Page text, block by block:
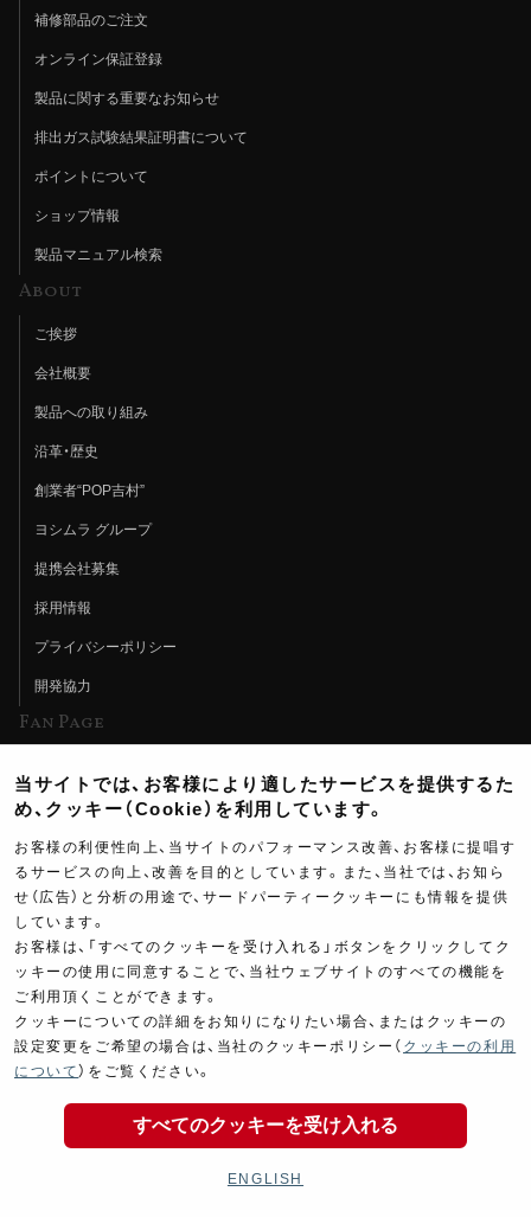
補修部品のご注文
オンライン保証登録
製品に関する重要なお知らせ
排出ガス試験結果証明書について
ポイントについて
ショップ情報
製品マニュアル検索
About
ご挨拶
会社概要
製品への取り組み
沿革・歴史
創業者“POP吉村”
ヨシムラ グループ
提携会社募集
採用情報
プライバシーポリシー
開発協力
Fan Page
ヨシムラTV
イベント情報
イベントスケジュール
ツーリングブレイクタイム
製品ポスター
Copyright ©YOSHIMURA JAPAN Co,Ltd. All Rights
当サイトでは、お客様により適したサービスを提供するた
め、クッキー（Cookie）を利用しています。
お客様の利便性向上、当サイトのパフォーマンス改善、お客様に提唱す
るサービスの向上、改善を目的としています。また、当社では、お知ら
せ（広告）と分析の用途で、サードパーティークッキーにも情報を提供
しています。
お客様は、「すべてのクッキーを受け入れる」ボタンをクリックしてク
ッキーの使用に同意することで、当社ウェブサイトのすべての機能を
ご利用頂くことができます。
クッキーについての詳細をお知りになりたい場合、またはクッキーの
設定変更をご希望の場合は、当社のクッキーポリシー（ クッキーの利用
について ）をご覧ください。
すべてのクッキーを受け入れる
ENGLISH